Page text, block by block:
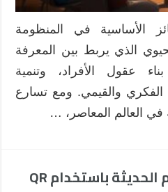
الأساسية في المنظومة
الذي يربط بين المعرفة
عقول الأفراد، وتنمية
الفكري والقيمي. ومع تسارع
في العالم المعاصر، …
تطوير أساليب التعليم الحديثة باستخدام QR